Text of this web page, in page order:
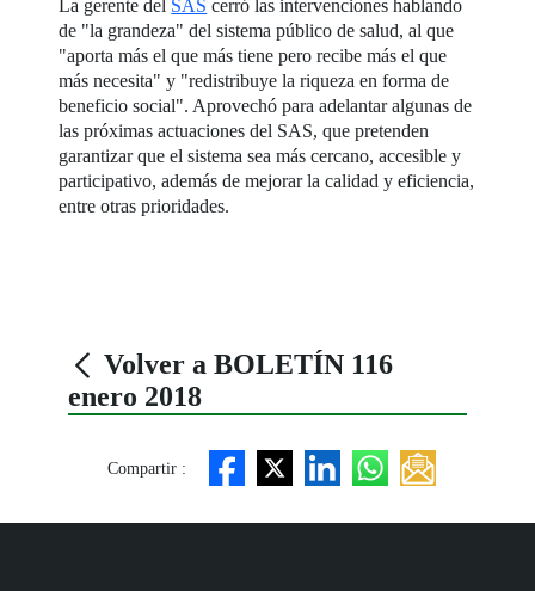
La gerente del SAS cerró las intervenciones hablando
de "la grandeza" del sistema público de salud, al que
"aporta más el que más tiene pero recibe más el que
más necesita" y "redistribuye la riqueza en forma de
beneficio social". Aprovechó para adelantar algunas de
las próximas actuaciones del SAS, que pretenden
garantizar que el sistema sea más cercano, accesible y
participativo, además de mejorar la calidad y eficiencia,
entre otras prioridades.
Volver a BOLETÍN 116
enero 2018
Compartir :